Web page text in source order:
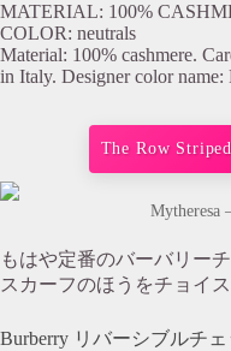
MATERIAL: 100%
COLOR: neutrals
Material: 100% cashmere.
in Italy. Designer color name:
The Row
Mytheresa
もはや定番のバーバリー
スカーフのほうをチョイス
Burberry リバーシブルチ